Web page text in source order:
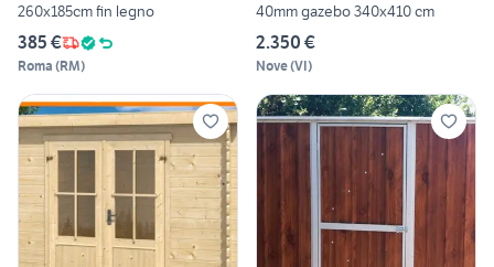
260x185cm fin legno
385 €
Roma (RM)
40mm gazebo 340x410 cm
2.350 €
Nove(VI)